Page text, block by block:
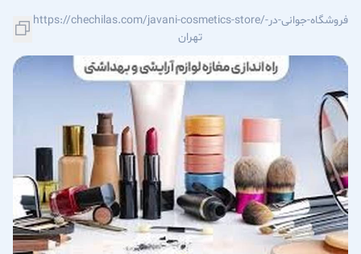
https://chechilas.com/javani-cosmetics-store/فروشگاه-جوانی-در-
تهران